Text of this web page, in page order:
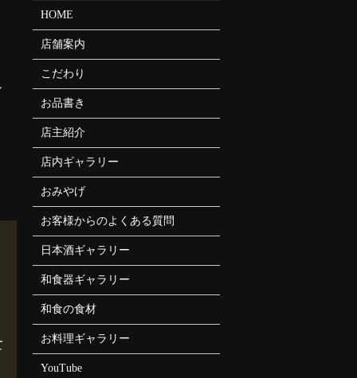
HOME
店舗案内
こだわり
お品書き
店主紹介
店内ギャラリー
おみやげ
お客様からのよくある質問
日本酒ギャラリー
和食器ギャラリー
和食の食材
お料理ギャラリー
YouTube